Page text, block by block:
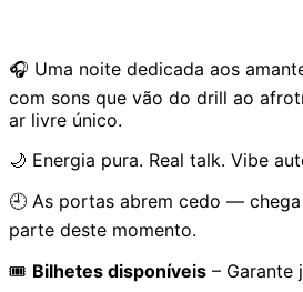
🎧 Uma noite dedicada aos
com sons que vão do drill ao
ar livre único.
🌙 Energia pura. Real talk. Vibe
🕘 As portas abrem cedo —
parte deste momento.
🎟️ Bilhetes disponíveis – Garante